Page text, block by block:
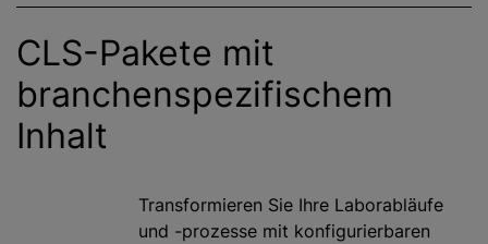
CLS-Pakete mit
branchenspezifischem
Inhalt
Transformieren Sie Ihre Laborabläufe
und -prozesse mit konfigurierbaren